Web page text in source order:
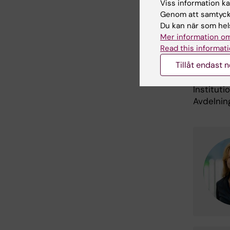
Viss information
Genom att
Du kan när som
Mer information
Read this
Tillåt endast